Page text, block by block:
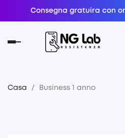
Consegna gratuira con
navigazione
Toggle
Casa Business 1 anno